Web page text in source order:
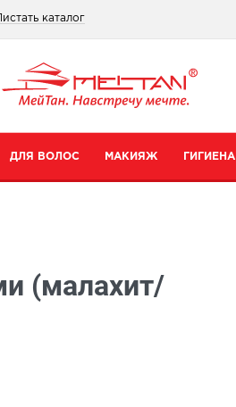
каталог
ДЛЯ ВОЛОС МАКИЯЖ
Для глаз
ГИГИЕНА
Для интимной гигиены
(малахит/